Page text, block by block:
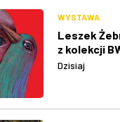
WYSTAWA
Leszek
z kolekcji
Dzisiaj